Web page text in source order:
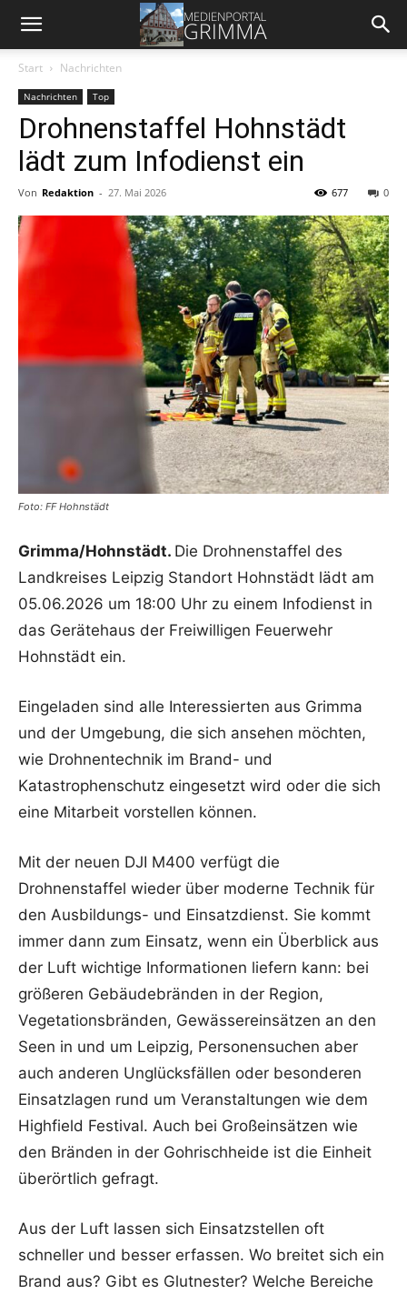
Start Nachrichten
Nachrichten Top
Drohnenstaffel Hohnstädt
lädt zum Infodienst ein
Von Redaktion - 27. Mai 2026 0
677
Foto: FF Hohnstädt
Grimma/Hohnstädt. Die Drohnenstaffel des
Landkreises Leipzig Standort Hohnstädt lädt am
05.06.2026 um 18:00 Uhr zu einem Infodienst in
das Gerätehaus der Freiwilligen Feuerwehr
Hohnstädt ein.
Eingeladen sind alle Interessierten aus Grimma
und der Umgebung, die sich ansehen möchten,
wie Drohnentechnik im Brand- und
Katastrophenschutz eingesetzt wird oder die sich
eine Mitarbeit vorstellen können.
Mit der neuen DJI M400 verfügt die
Drohnenstaffel wieder über moderne Technik für
den Ausbildungs- und Einsatzdienst. Sie kommt
immer dann zum Einsatz, wenn ein Überblick aus
der Luft wichtige Informationen liefern kann: bei
größeren Gebäudebränden in der Region,
Vegetationsbränden, Gewässereinsätzen an den
Seen in und um Leipzig, Personensuchen aber
auch anderen Unglücksfällen oder besonderen
Einsatzlagen rund um Veranstaltungen wie dem
Highfield Festival. Auch bei Großeinsätzen wie
den Bränden in der Gohrischheide ist die Einheit
überörtlich gefragt.
Aus der Luft lassen sich Einsatzstellen oft
schneller und besser erfassen. Wo breitet sich ein
Brand aus? Gibt es Glutnester? Welche Bereiche